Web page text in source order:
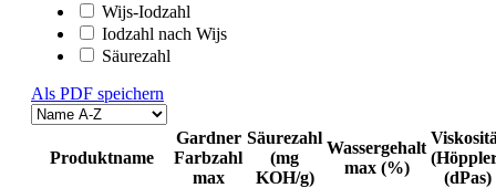
Wijs-Iodzahl
Iodzahl nach Wijs
Säurezahl
Als PDF speichern
Produktname
Gardner
Farbzahl
max
Säurezahl
(mg
KOH/g)
Wassergehalt
max (%)
(dPas)